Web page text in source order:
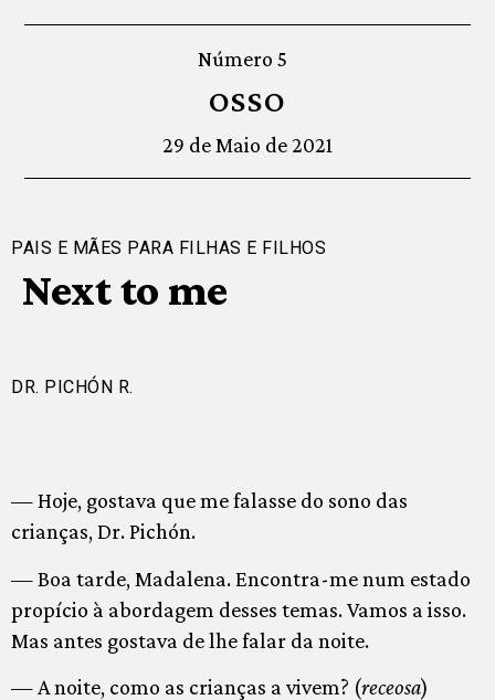
Número 5
OSSO
29 de Maio de 2021
PAIS E MÃES PARA FILHAS E FILHOS
Next to me
DR. PICHÓN R.
— Hoje, gostava que me falasse do sono das
crianças, Dr. Pichón.
— Boa tarde, Madalena. Encontra-me num estado
propício à abordagem desses temas. Vamos a isso.
Mas antes gostava de lhe falar da noite.
— A noite, como as crianças a vivem? (receosa)